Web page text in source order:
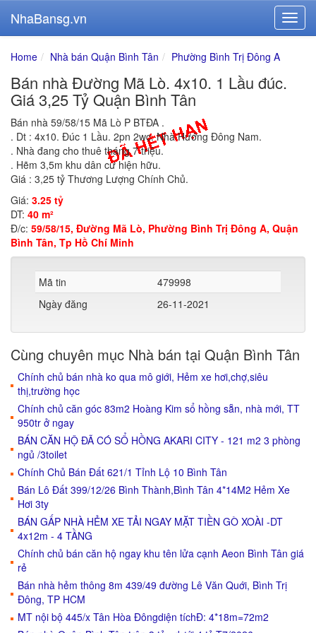
NhaBansg.vn
Home Nhà bán Quận Bình Tân Phường Bình Trị Đông A
Bán nhà Đường Mã Lò. 4x10. 1 Lầu đúc.
Giá 3,25 Tỷ Quận Bình Tân
Bán nhà 59/58/15 Mã Lò P BTĐA .
. Dt : 4x10. Đúc 1 Lầu. 2pn 2wc. Nhà Hướng Đông Nam.
. Nhà đang cho thuê tháng 7 triệu.
. Hẽm 3,5m khu dân cư hiện hữu.
Giá : 3,25 tỷ Thương Lượng Chính Chủ.
Giá: 3.25 tỷ
DT: 40 m²
Đ/c: 59/58/15, Đường Mã Lò, Phường Bình Trị Đông A, Quận
Bình Tân, Tp Hồ Chí Minh
Mã tin
479998
Ngày đăng
26-11-2021
Cùng chuyên mục Nhà bán tại Quận Bình Tân
Chính chủ bán nhà ko qua mô giới, Hẻm xe hơi,chợ,siêu
thị,trường học
Chính chủ căn góc 83m2 Hoàng Kim sổ hồng sẵn, nhà mới, TT
950tr ở ngay
BÁN CĂN HỘ ĐÃ CÓ SỔ HỒNG AKARI CITY - 121 m2 3 phòng
ngủ /3toilet
Chính Chủ Bán Đất 621/1 Tỉnh Lộ 10 Bình Tân
Bán Lô Đất 399/12/26 Bình Thành,Bình Tân 4*14M2 Hẻm Xe
Hơi 3ty
BÁN GẤP NHÀ HẺM XE TẢI NGAY MẶT TIỀN GÒ XOÀI -DT
4x12m - 4 TẦNG
Chính chủ bán căn hộ ngay khu tên lửa cạnh Aeon Bình Tân giá
rẻ
Bán nhà hẻm thông 8m 439/49 đường Lê Văn Quới, Bình Trị
Đông, TP HCM
MT nội bộ 445/x Tân Hòa Đôngdiện tíchĐ: 4*18m=72m2